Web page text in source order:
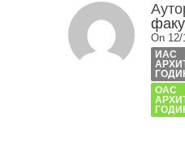
On 12/
ИАС
ОАС